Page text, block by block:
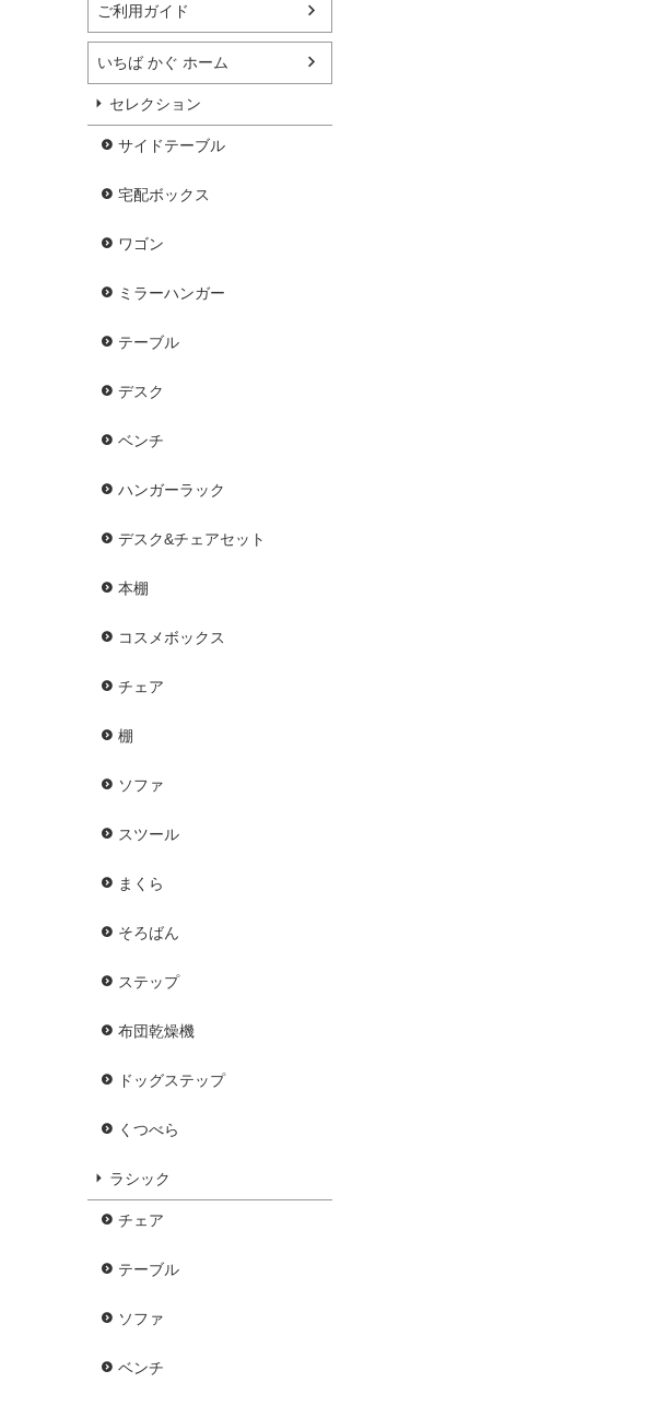
ご利用ガイド
いちば かぐ ホーム
セレクション
サイドテーブル
宅配ボックス
ワゴン
ミラーハンガー
テーブル
デスク
ベンチ
ハンガーラック
デスク&チェアセット
本棚
コスメボックス
チェア
棚
ソファ
スツール
まくら
そろばん
ステップ
布団乾燥機
ドッグステップ
くつべら
ラシック
チェア
テーブル
ソファ
ベンチ